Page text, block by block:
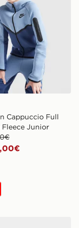
Cappuccio Full
Fleece Junior
RNR Junior